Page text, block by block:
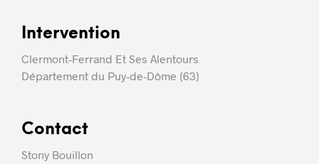
Intervention
Clermont-Ferrand Et Ses Alentours
Département du Puy-de-Dôme (63)
Contact
Stony Bouillon